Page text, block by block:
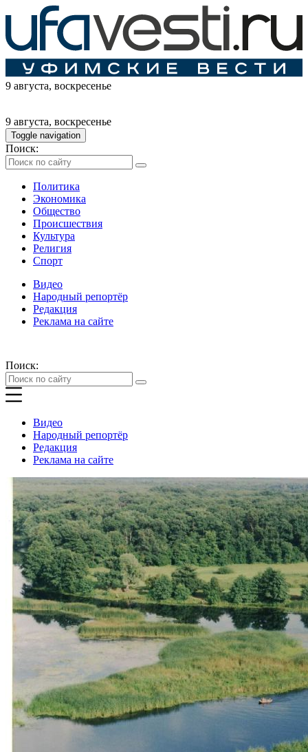
9 августа, воскресенье
9 августа, воскресенье
Toggle navigation
Поиск:
Политика
Экономика
Общество
Происшествия
Культура
Религия
Спорт
Видео
Народный репортёр
Редакция
Реклама на сайте
Поиск:
Видео
Народный репортёр
Редакция
Реклама на сайте